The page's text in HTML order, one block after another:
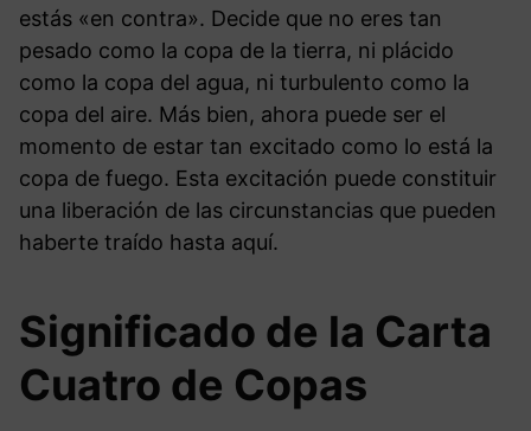
estás «en contra». Decide que no eres tan
pesado como la copa de la tierra, ni plácido
como la copa del agua, ni turbulento como la
copa del aire. Más bien, ahora puede ser el
momento de estar tan excitado como lo está la
copa de fuego. Esta excitación puede constituir
una liberación de las circunstancias que pueden
haberte traído hasta aquí.
Significado de la Carta
Cuatro de Copas